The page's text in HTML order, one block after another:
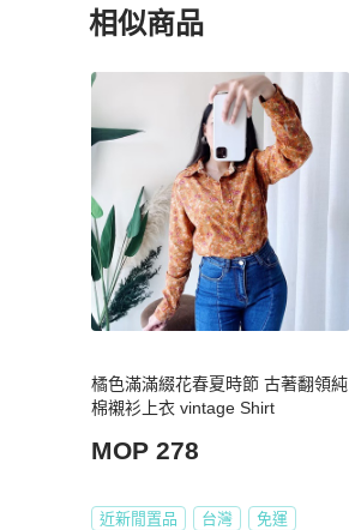
相似商品
更多相似女裝推薦精品
橘色滿滿綴花春夏時節 古著翻領純
棉襯衫上衣 vintage Shirt
MOP 278
近新閒置品 台灣 免運